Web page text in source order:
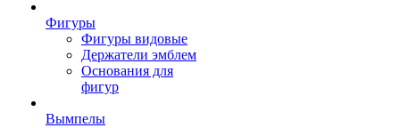
Фигуры
Фигуры видовые
Держатели эмблем
Основания для
фигур
Вымпелы